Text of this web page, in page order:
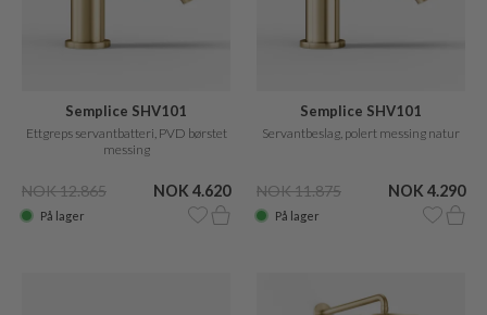
Semplice SHV101
Ettgreps servantbatteri, PVD børstet
messing
NOK 12.865 NOK 4.620
På lager
Semplice SHV101
Servantbeslag, polert messing natur
NOK 11.875 NOK 4.290
På lager